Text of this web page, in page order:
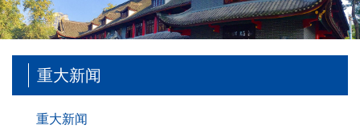
重大新闻
重大新闻